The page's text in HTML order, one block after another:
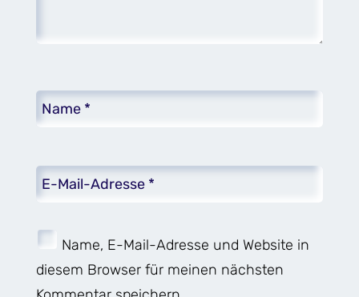
Name, E-Mail-Adresse und Website in
diesem Browser für meinen nächsten